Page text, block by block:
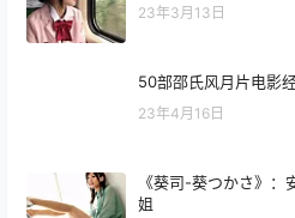
23年3月13日
50部邵氏风月片电影
23年4月16日
《葵司-葵つかさ》：
姐